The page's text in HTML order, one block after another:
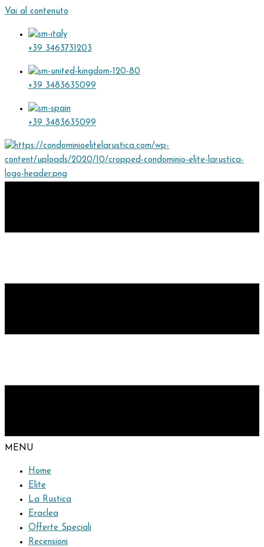
Vai al contenuto
+39 3463731203
+39 3483635099
+39 3483635099
MENU
Home
Elite
La Rustica
Eraclea
Offerte Speciali
Recensioni